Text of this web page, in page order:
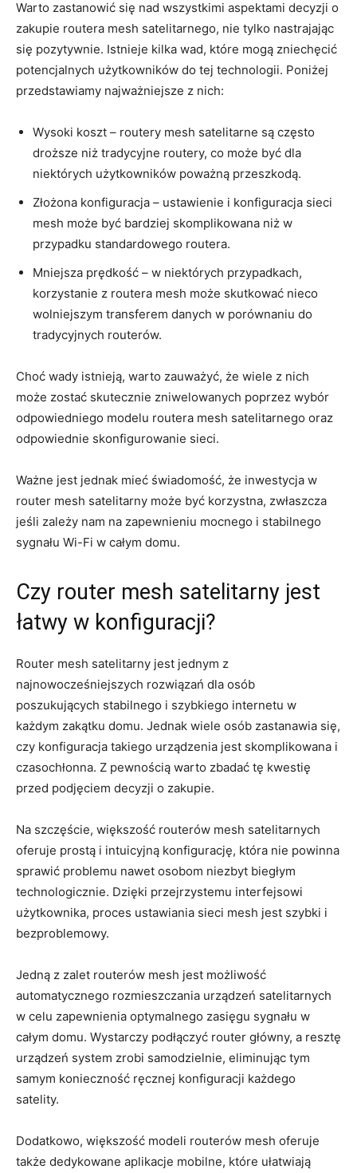
Warto zastanowić się nad wszystkimi aspektami decyzji o
zakupie routera mesh satelitarnego, nie tylko nastrajając
się pozytywnie. Istnieje kilka wad, które mogą zniechęcić
potencjalnych użytkowników do tej technologii. Poniżej
przedstawiamy najważniejsze z nich:
Wysoki koszt – routery mesh satelitarne są często
droższe niż tradycyjne routery, co może być dla
niektórych użytkowników poważną przeszkodą.
Złożona konfiguracja – ustawienie i konfiguracja sieci
mesh może być bardziej skomplikowana niż w
przypadku standardowego routera.
Mniejsza prędkość – w niektórych przypadkach,
korzystanie z routera mesh może skutkować nieco
wolniejszym transferem danych w porównaniu do
tradycyjnych routerów.
Choć wady istnieją, warto zauważyć, że wiele z nich
może zostać skutecznie zniwelowanych poprzez wybór
odpowiedniego modelu routera mesh satelitarnego oraz
odpowiednie skonfigurowanie sieci.
Ważne jest jednak mieć świadomość, że inwestycja w
router mesh satelitarny może być korzystna, zwłaszcza
jeśli zależy nam na zapewnieniu mocnego i stabilnego
sygnału Wi-Fi w całym domu.
Czy router mesh satelitarny jest
łatwy w konfiguracji?
Router mesh satelitarny jest jednym z
najnowocześniejszych rozwiązań dla osób
poszukujących stabilnego i szybkiego internetu w
każdym zakątku domu. Jednak wiele osób zastanawia się,
czy konfiguracja takiego urządzenia jest skomplikowana i
czasochłonna. Z pewnością warto zbadać tę kwestię
przed podjęciem decyzji o zakupie.
Na szczęście, większość routerów mesh satelitarnych
oferuje prostą i intuicyjną konfigurację, która nie powinna
sprawić problemu nawet osobom niezbyt biegłym
technologicznie. Dzięki przejrzystemu interfejsowi
użytkownika, proces ustawiania sieci mesh jest szybki i
bezproblemowy.
Jedną z zalet routerów mesh jest możliwość
automatycznego rozmieszczania urządzeń satelitarnych
w celu zapewnienia optymalnego zasięgu sygnału w
całym domu. Wystarczy podłączyć router główny, a resztę
urządzeń system zrobi samodzielnie, eliminując tym
samym konieczność ręcznej konfiguracji każdego
satelity.
Dodatkowo, większość modeli routerów mesh oferuje
także dedykowane aplikacje mobilne, które ułatwiają